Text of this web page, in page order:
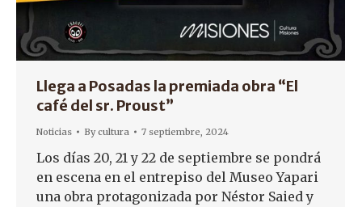
Llega a Posadas la premiada obra “El
café del sr. Proust”
Noticias Bycultura 7 septiembre, 2024
Los días 20, 21 y 22 de septiembre se pondrá
en escena en el entrepiso del Museo Yapari
una obra protagonizada por Néstor Saied y